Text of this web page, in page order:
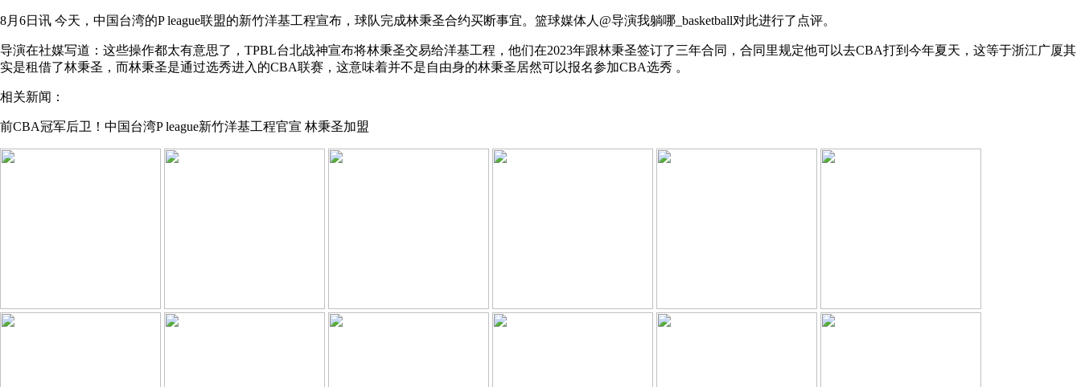
8月6日讯 今天，中国台湾的P league联盟的新竹洋基工程宣布，球队完成林秉圣合约买断事宜。 篮球媒体人@导演我躺哪_basketball对此进行了点评。
导演在社媒写道：这些操作都太有意思了，TPBL台北战神宣布将林秉圣交易给洋基工程，他们在2023年跟林秉圣签订了三年合同，合同里规定他可以去CBA打到今年夏天，这等于浙江广厦其
实是租借了林秉圣，而林秉圣是通过选秀进入的CBA联赛，这意味着并不是自由身的林秉圣居然可以报名参加CBA选秀 ​​​。
相关新闻：
前CBA冠军后卫！中国台湾P league新竹洋基工程官宣 林秉圣加盟